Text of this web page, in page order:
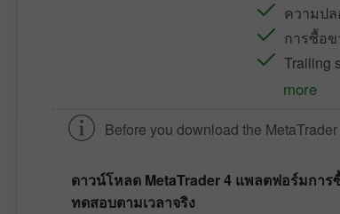
ความปล
การซื้อข
Trailing
more
Before you download the
ดาวน์โหลด MetaTrader 4 แพลตฟอร์มการ
ทดสอบตามเวลาจริง